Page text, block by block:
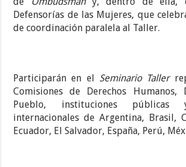
Defensorías de las Mujeres, que
de coordinación paralela al Taller.
Participarán en el Seminario Taller
Comisiones de Derechos Humanos,
Pueblo, instituciones públicas
internacionales de Argentina, Brasil,
Ecuador, El Salvador, España, Perú,